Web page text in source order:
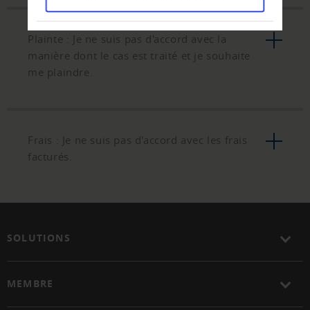
Plainte : Je ne suis pas d'accord avec la
manière dont le cas est traité et je souhaite
me plaindre.
Frais : Je ne suis pas d'accord avec les frais
facturés.
SOLUTIONS
MEMBRE